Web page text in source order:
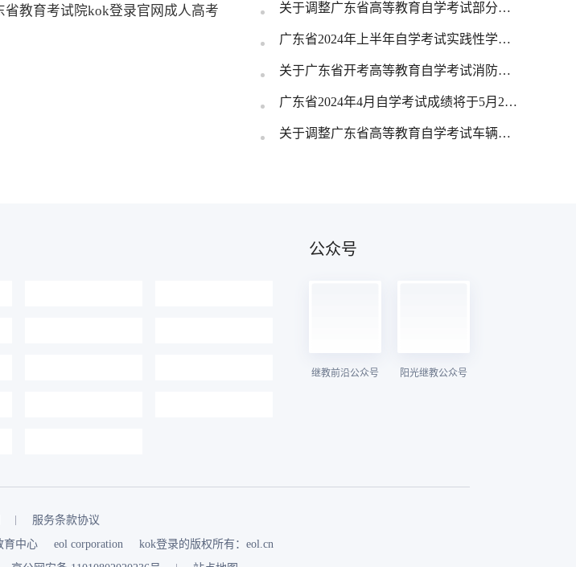
教育考试院kok登录官网成人高考
关于调整广东省高等教育自学考试部分专业主考学校的通知
广东省2024年上半年自学考试实践性学习环节考核成绩于6月11日公布
关于广东省开考高等教育自学考试消防工程等三个专业的通知
广东省2024年4月自学考试成绩将于5月23日公布
关于调整广东省高等教育自学考试车辆工程等五个专业主考学校的通知
公众号
继教前沿公众号 阳光继教公众号
服务条款协议
育中心 eol corporation
kok登录的版权所有：eol.cn